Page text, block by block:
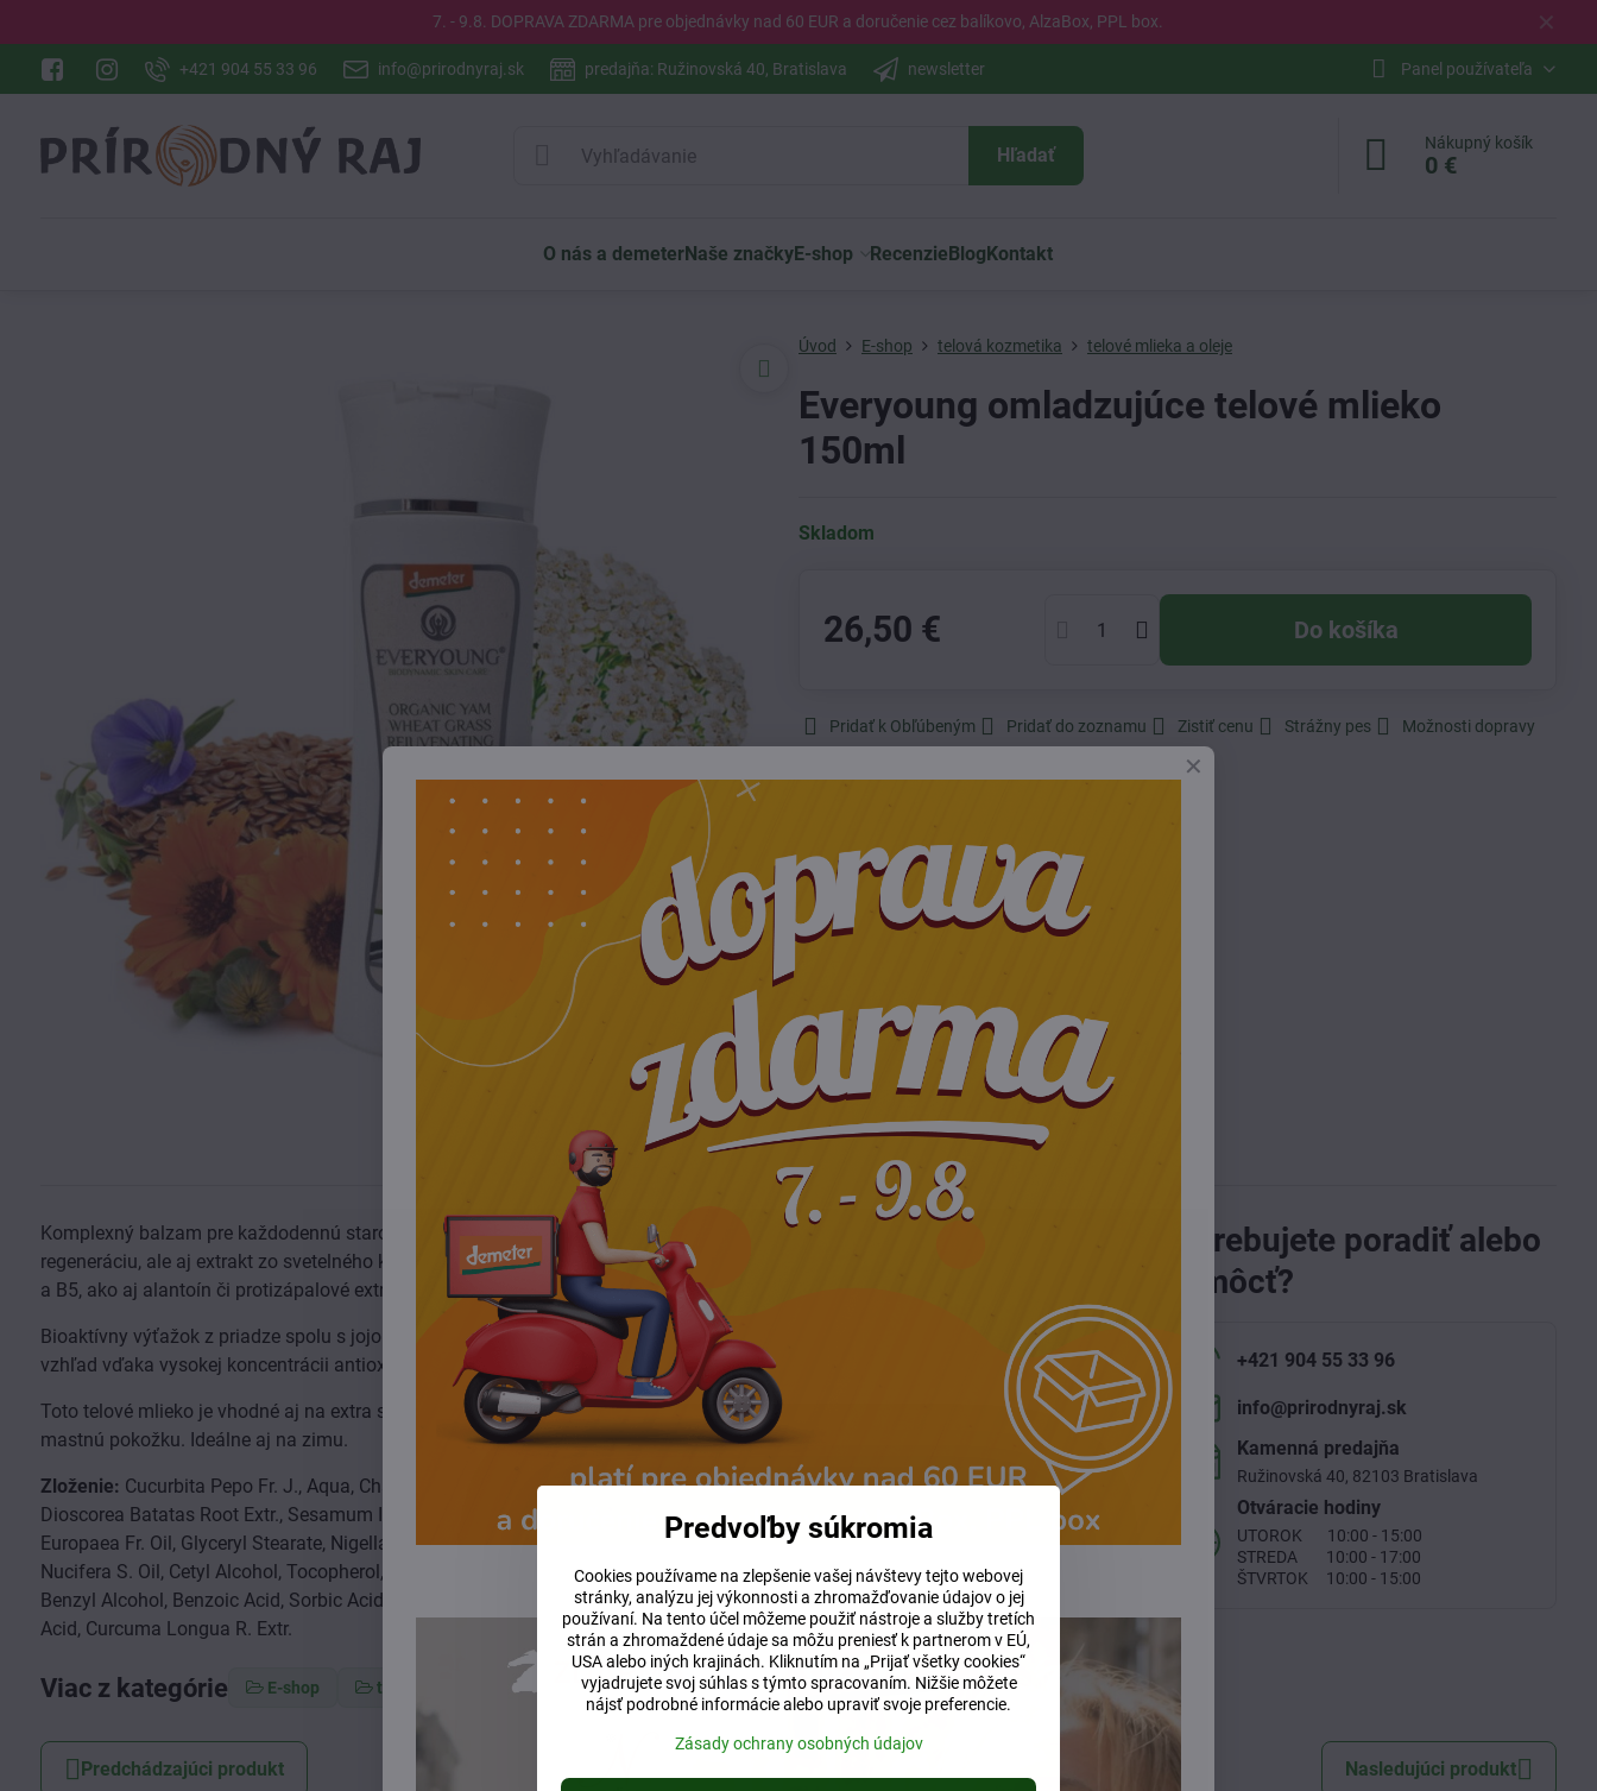
✕
7. - 9.8. DOPRAVA ZDARMA pre objednávky nad 60 EUR a doručenie cez balíkovo, AlzaBox, PPL box.
+421 904 55 33 96 info@prirodnyraj.sk predajňa: Ružinovská 40, Bratislava newsletter Panel používateľa
Hľadať
Nákupný košík
0 €
O nás a demeterNaše značkyE-shop RecenzieBlogKontakt
Úvod E-shop telová kozmetika telové mlieka a oleje
Everyoung omladzujúce telové mlieko
150ml
Skladom
26,50 € Do košíka
Pridať k Obľúbeným Pridať do zoznamu Zistiť cenu Strážny pes Možnosti dopravy
Popis
Komplexný balzam pre každodennú starostlivosť o pokožku tela, ktorý obsahuje výživné oleje, rastlinné výťažky pre aktívnu
regeneráciu, ale aj extrakt zo svetelného koreňa, zvyšujúceho imunitu kože. V zložení nájdete prirodzene sa vyskytujúce vitamíny E
a B5, ako aj alantoín či protizápalové extrakty z myšieho chvosta a nechtíka lekárskeho.
Bioaktívny výťažok z priadze spolu s jojobovým a kmínovým olejom pomáhajú vašej pokožke zachovať pevnosť a mladistvý
vzhľad vďaka vysokej koncentrácii antioxidantov.
Toto telové mlieko je vhodné aj na extra suchú a citlivú pokožku. Je hutnejšej konzistencie, krásne sa vstrebáva a nezanecháva
mastnú pokožku. Ideálne aj na zimu.
Zloženie: Cucurbita Pepo Fr. J., Aqua, Chamomilla Recutita Fl. Extr., Ruta Graveolens Extr., Linum Usitatissimum Seed Extr.,
Dioscorea Batatas Root Extr., Sesamum Indicum Seed Oil, Achillea Millefolium Fl. Extr., Calendula Officinalis Fl. Extr., Olea
Europaea Fr. Oil, Glyceryl Stearate, Nigella Sativa S. Oil, Simmondsia Chinensis S. Oil, Glycerin, Macadamia Ternifolia S. Oil, Cocos
Nucifera S. Oil, Cetyl Alcohol, Tocopherol, Lecithin, Allantoin, Olea Europaea L. Extr., Pantothenic Acid, Vanilla Planifolia Fr. Extr.,
Benzyl Alcohol, Benzoic Acid, Sorbic Acid, Pimenta Officinalis Fr. Extr., Ascorbic Acid, Potassium Sorbate, Sodium Benzoate, Citric
Acid, Curcuma Longua R. Extr.
Viac z kategórie E-shop telová kozmetika telové mlieka a oleje
Potrebujete poradiť alebo
pomôcť?
+421 904 55 33 96
info​@prirodnyraj​.sk
Kamenná predajňa
Ružinovská 40, 82103 Bratislava
Otváracie hodiny
UTOROK 10:00 - 15:00
STREDA 10:00 - 17:00
ŠTVRTOK 10:00 - 15:00
Predchádzajúci produkt Nasledujúci produkt
Predvoľby súkromia
Cookies používame na zlepšenie vašej návštevy tejto webovej
stránky, analýzu jej výkonnosti a zhromažďovanie údajov o jej
používaní. Na tento účel môžeme použiť nástroje a služby tretích
strán a zhromaždené údaje sa môžu preniesť k partnerom v EÚ,
USA alebo iných krajinách. Kliknutím na „Prijať všetky cookies“
vyjadrujete svoj súhlas s týmto spracovaním. Nižšie môžete
nájsť podrobné informácie alebo upraviť svoje preferencie.
Zásady ochrany osobných údajov